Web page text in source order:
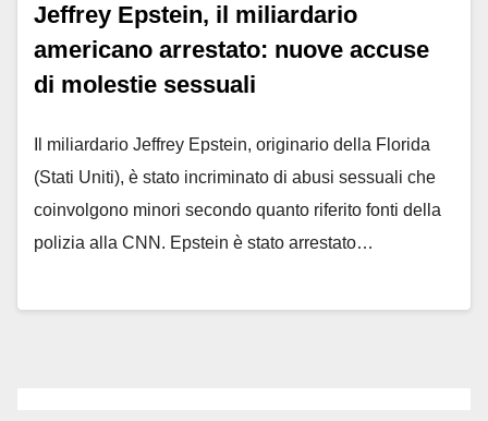
Jeffrey Epstein, il miliardario
americano arrestato: nuove accuse
di molestie sessuali
Il miliardario Jeffrey Epstein, originario della Florida
(Stati Uniti), è stato incriminato di abusi sessuali che
coinvolgono minori secondo quanto riferito fonti della
polizia alla CNN. Epstein è stato arrestato…